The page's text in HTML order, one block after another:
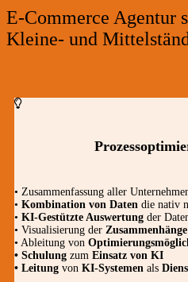
E-Commerce Agentur
Kleine- und
• Zusammenfassung aller
• Kombination von Daten die nativ
• KI-Gestützte Auswertung der
• Visualisierung der Zusammenhänge
• Ableitung von
• Schulung zum Einsatz von KI
• Leitung von KI-Systemen als